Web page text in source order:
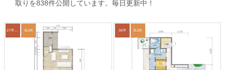
取りを838件公開しています。毎日更新中！
3LDK 36坪 3LDK